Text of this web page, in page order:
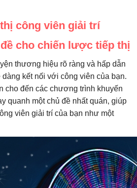
công viên giải trí
cho chiến lược tiếp thị
thương hiệu rõ ràng và hấp dẫn
kết nối với công viên của bạn.
cho đến các chương trình khuyến
quanh một chủ đề nhất quán, giúp
viên giải trí của bạn như một